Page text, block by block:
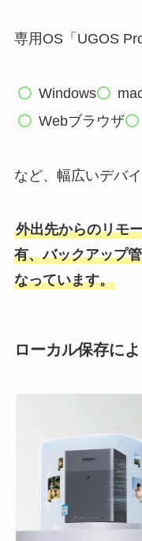
専用OS「UGOS
Windows
Webブラウザ
など、幅広いデバ
外出先からのリモ
有、バックアップ
なっています。
ローカル保存に